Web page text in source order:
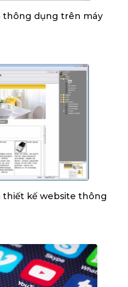
thông dụng trên máy
thiết kế website thông